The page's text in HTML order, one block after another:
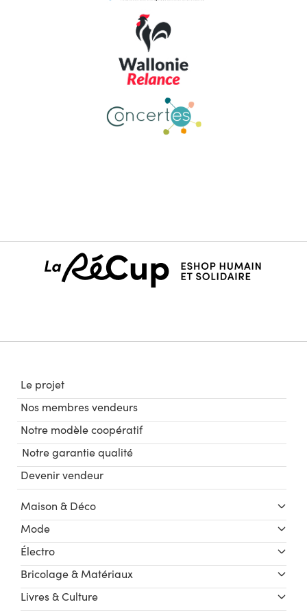
Le projet
Nos membres vendeurs
Notre modèle coopératif
Notre garantie qualité
Devenir vendeur
Maison & Déco
Mode
Électro
Bricolage & Matériaux
Livres & Culture